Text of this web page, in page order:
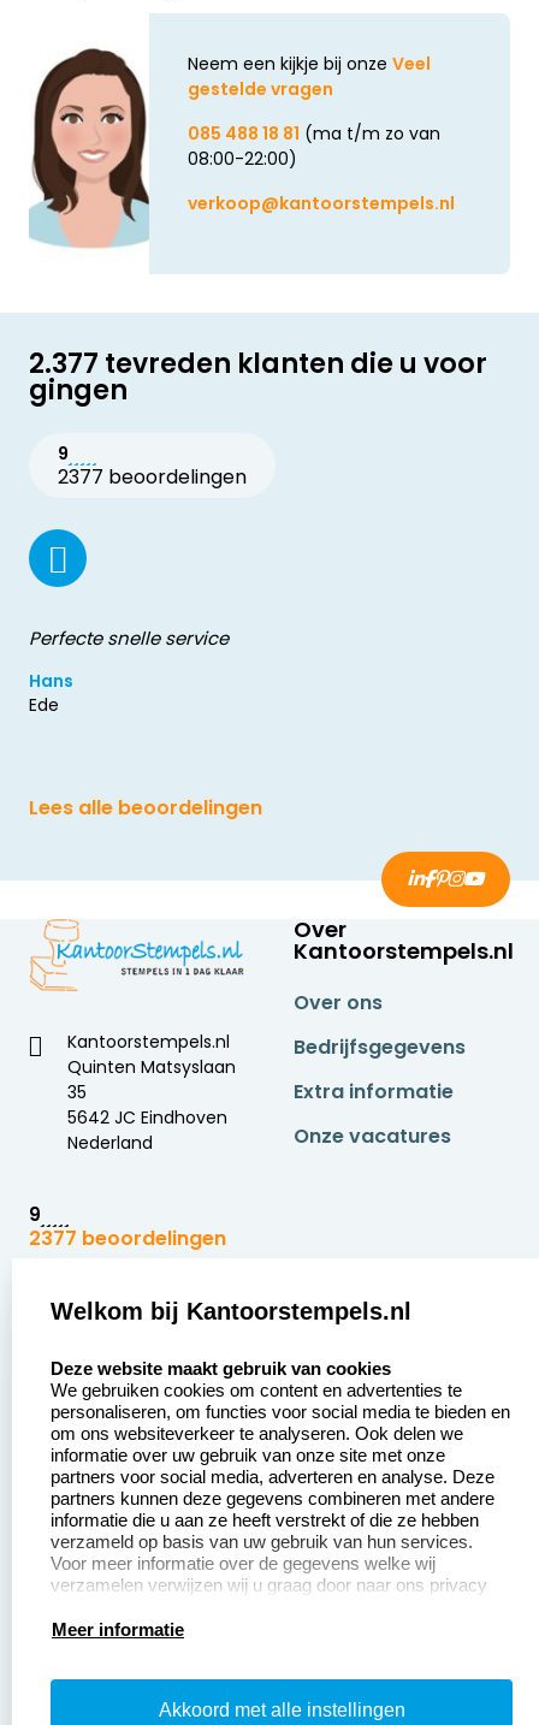
Neem een kijkje bij onze Veel
gestelde vragen
085 488 18 81 (ma t/m zo van
08:00-22:00)
verkoop@kantoorstempels.nl
2.377 tevreden klanten die u voor
gingen
9
2377 beoordelingen
Perfecte snelle service
Hans
Ede
Lees alle beoordelingen
Kantoorstempels.nl
Quinten Matsyslaan
35
5642 JC Eindhoven
Nederland
9
2377 beoordelingen
Over
Kantoorstempels.nl
Over ons
Bedrijfsgegevens
Extra informatie
Onze vacatures
Zakelijk:
Aanvraag op maat
Betaling &
Verzending
Wederverkoper
worden
Sale
Klantenservice:
Contact opnemen
Veel gestelde vragen
Retourneren
Herroepingsrecht
Productinformatie:
Instructiepagina
Welkom bij Kantoorstempels.nl
Deze website maakt gebruik van cookies
We gebruiken cookies om content en advertenties te
personaliseren, om functies voor social media te bieden en
om ons websiteverkeer te analyseren. Ook delen we
informatie over uw gebruik van onze site met onze
partners voor social media, adverteren en analyse. Deze
partners kunnen deze gegevens combineren met andere
informatie die u aan ze heeft verstrekt of die ze hebben
verzameld op basis van uw gebruik van hun services.
Voor meer informatie over de gegevens welke wij
verzamelen verwijzen wij u graag door naar ons privacy
Meer informatie
Akkoord met alle instellingen